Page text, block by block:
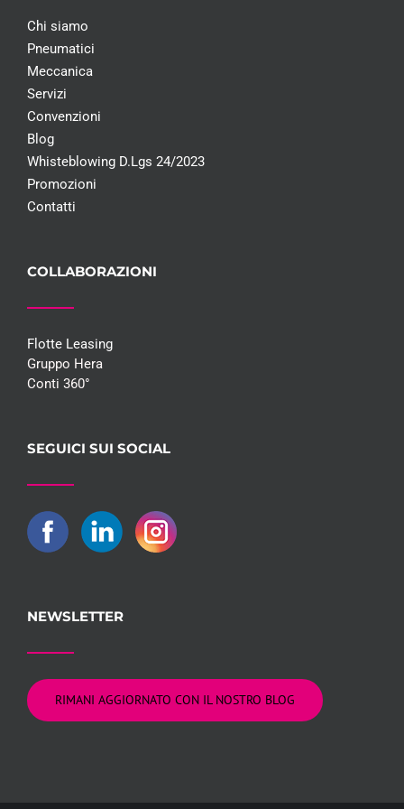
Chi siamo
Pneumatici
Meccanica
Servizi
Convenzioni
Blog
Whisteblowing D.Lgs 24/2023
Promozioni
Contatti
COLLABORAZIONI
Flotte Leasing
Gruppo Hera
Conti 360°
SEGUICI SUI SOCIAL
NEWSLETTER
RIMANI AGGIORNATO CON IL NOSTRO BLOG